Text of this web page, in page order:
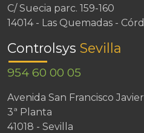
C/ Suecia parc. 159-160
14014 - Las Quemadas -
Controlsys Sevilla
954 60 00 05
Avenida San Francisco
3ª Planta
41018 - Sevilla